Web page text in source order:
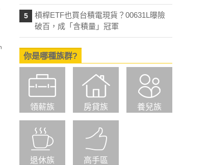
5
槓桿ETF也買台積電現貨？00631L曝險
破百，成「含積量」冠軍
你是哪種族群?
領薪族 房貸族 養兒族
退休族 高手區